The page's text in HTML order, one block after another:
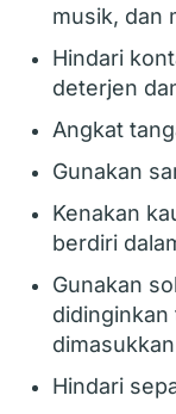
musik, dan
Hindari
deterjen
Angkat
Gunakan
Kenakan
berdiri
Gunakan
Hindari